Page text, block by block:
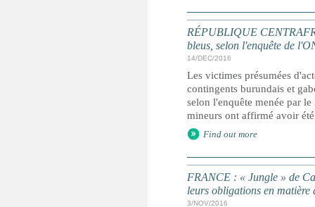
RÉPUBLIQUE
bleus, selon l'enquête de
14/DEC/2016
Les victimes présumées
contingents burundais et
selon l'enquête menée par
mineurs ont affirmé avoir
Find out more
FRANCE : « Jungle » de
leurs obligations en
3/NOV/2016